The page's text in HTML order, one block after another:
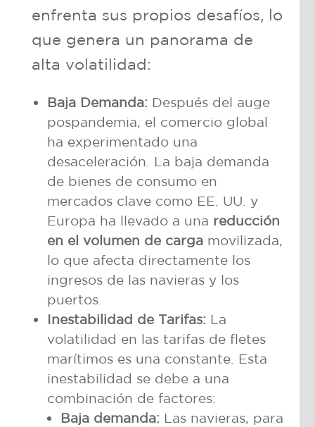
enfrenta sus propios desafíos, lo
que genera un panorama de
alta volatilidad:
Baja Demanda: Después del auge
pospandemia, el comercio global
ha experimentado una
desaceleración. La baja demanda
de bienes de consumo en
mercados clave como EE. UU. y
Europa ha llevado a una reducción
en el volumen de cargamovilizada,
lo que afecta directamente los
ingresos de las navieras y los
puertos.
Inestabilidad de Tarifas: La
volatilidad en las tarifas de fletes
marítimos es una constante. Esta
inestabilidad se debe a una
combinación de factores:
Baja demanda: Las navieras, para